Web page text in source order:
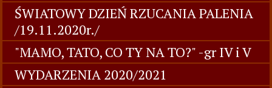
ŚWIATOWY DZIEŃ RZUCANIA PALENIA
/19.11.2020r./
"MAMO, TATO, CO TY NA TO?" -gr IV i V
WYDARZENIA 2020/2021